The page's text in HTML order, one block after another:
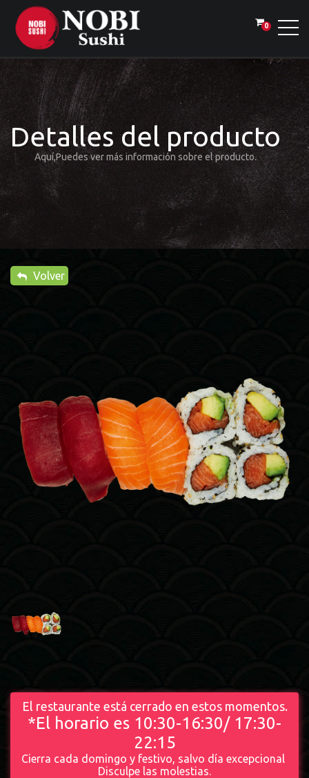
0
Detalles del producto
Aquí,Puedes ver más información sobre el producto.
Volver
El restaurante está cerrado en estos momentos.
*El horario es 10:30-16:30/ 17:30-
22:15
Cierra cada domingo y festivo, salvo día excepcional
Disculpe las molestias.